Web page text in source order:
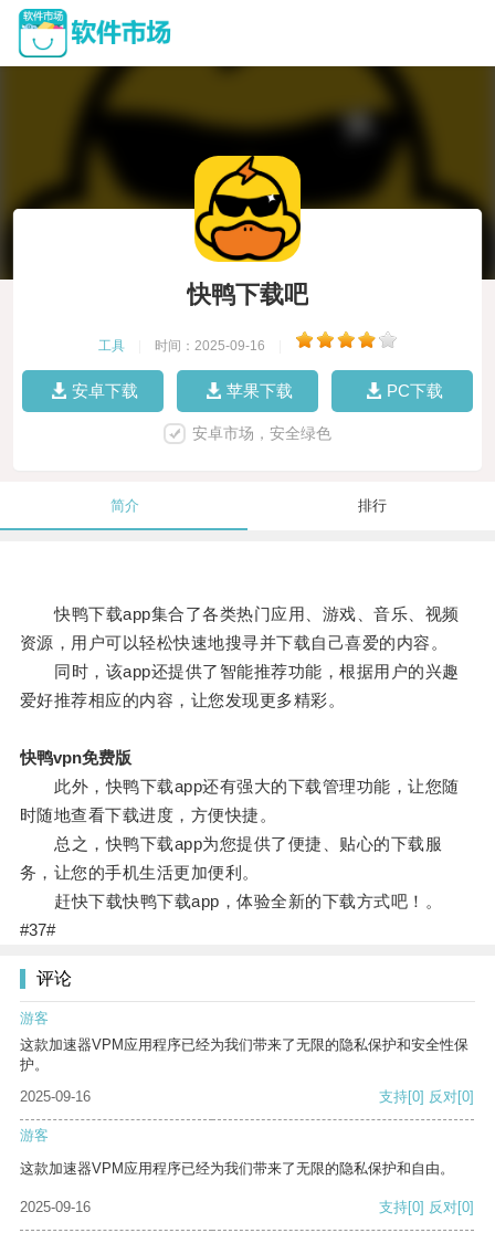
快鸭下载吧
工具 时间：2025-09-16
安卓下载 苹果下载 PC下载
安卓市场，安全绿色
简介 排行
快鸭下载app集合了各类热门应用、游戏、音乐、视频
资源，用户可以轻松快速地搜寻并下载自己喜爱的内容。
同时，该app还提供了智能推荐功能，根据用户的兴趣
爱好推荐相应的内容，让您发现更多精彩。
快鸭vpn免费版
此外，快鸭下载app还有强大的下载管理功能，让您随
时随地查看下载进度，方便快捷。
总之，快鸭下载app为您提供了便捷、贴心的下载服
务，让您的手机生活更加便利。
赶快下载快鸭下载app，体验全新的下载方式吧！。
#37#
评论
游客
这款加速器VPM应用程序已经为我们带来了无限的隐私保护和安全性保
护。
2025-09-16
支持[0] 反对[0]
游客
这款加速器VPM应用程序已经为我们带来了无限的隐私保护和自由。
2025-09-16 支持[0] 反对[0]